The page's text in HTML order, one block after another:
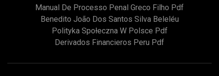
Manual De Processo Penal Greco Filho Pdf
Benedito João Dos Santos Silva Beleléu
Polityka Społeczna W Polsce Pdf
Derivados Financieros Peru Pdf